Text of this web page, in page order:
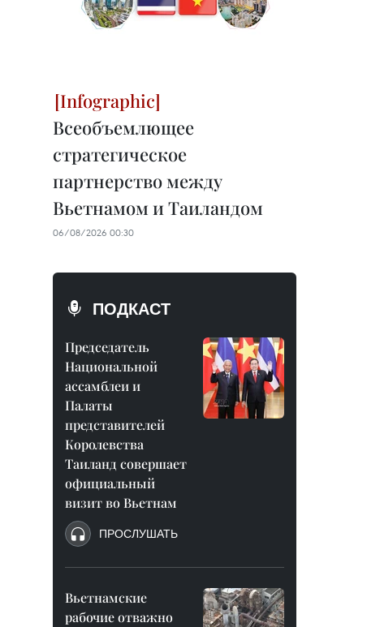
Всеобъемлющее
стратегическое
партнерство между
Вьетнамом и Таиландом
06/08/2026 00:30
ПОДКАСТ
Председатель
Национальной
ассамблеи и
Палаты
представителей
Королевства
Таиланд совершает
официальный
визит во Вьетнам
ПРОСЛУШАТЬ
Вьетнамские
рабочие отважно